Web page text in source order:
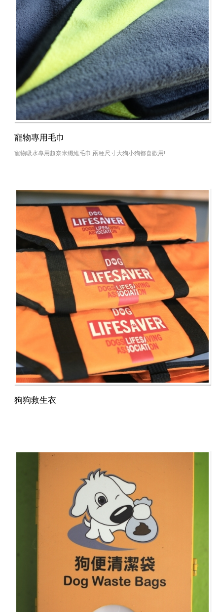
寵物專用毛巾
寵物吸水專用超奈米纖維毛巾,兩種尺寸大狗小狗都喜歡用!
狗狗救生衣